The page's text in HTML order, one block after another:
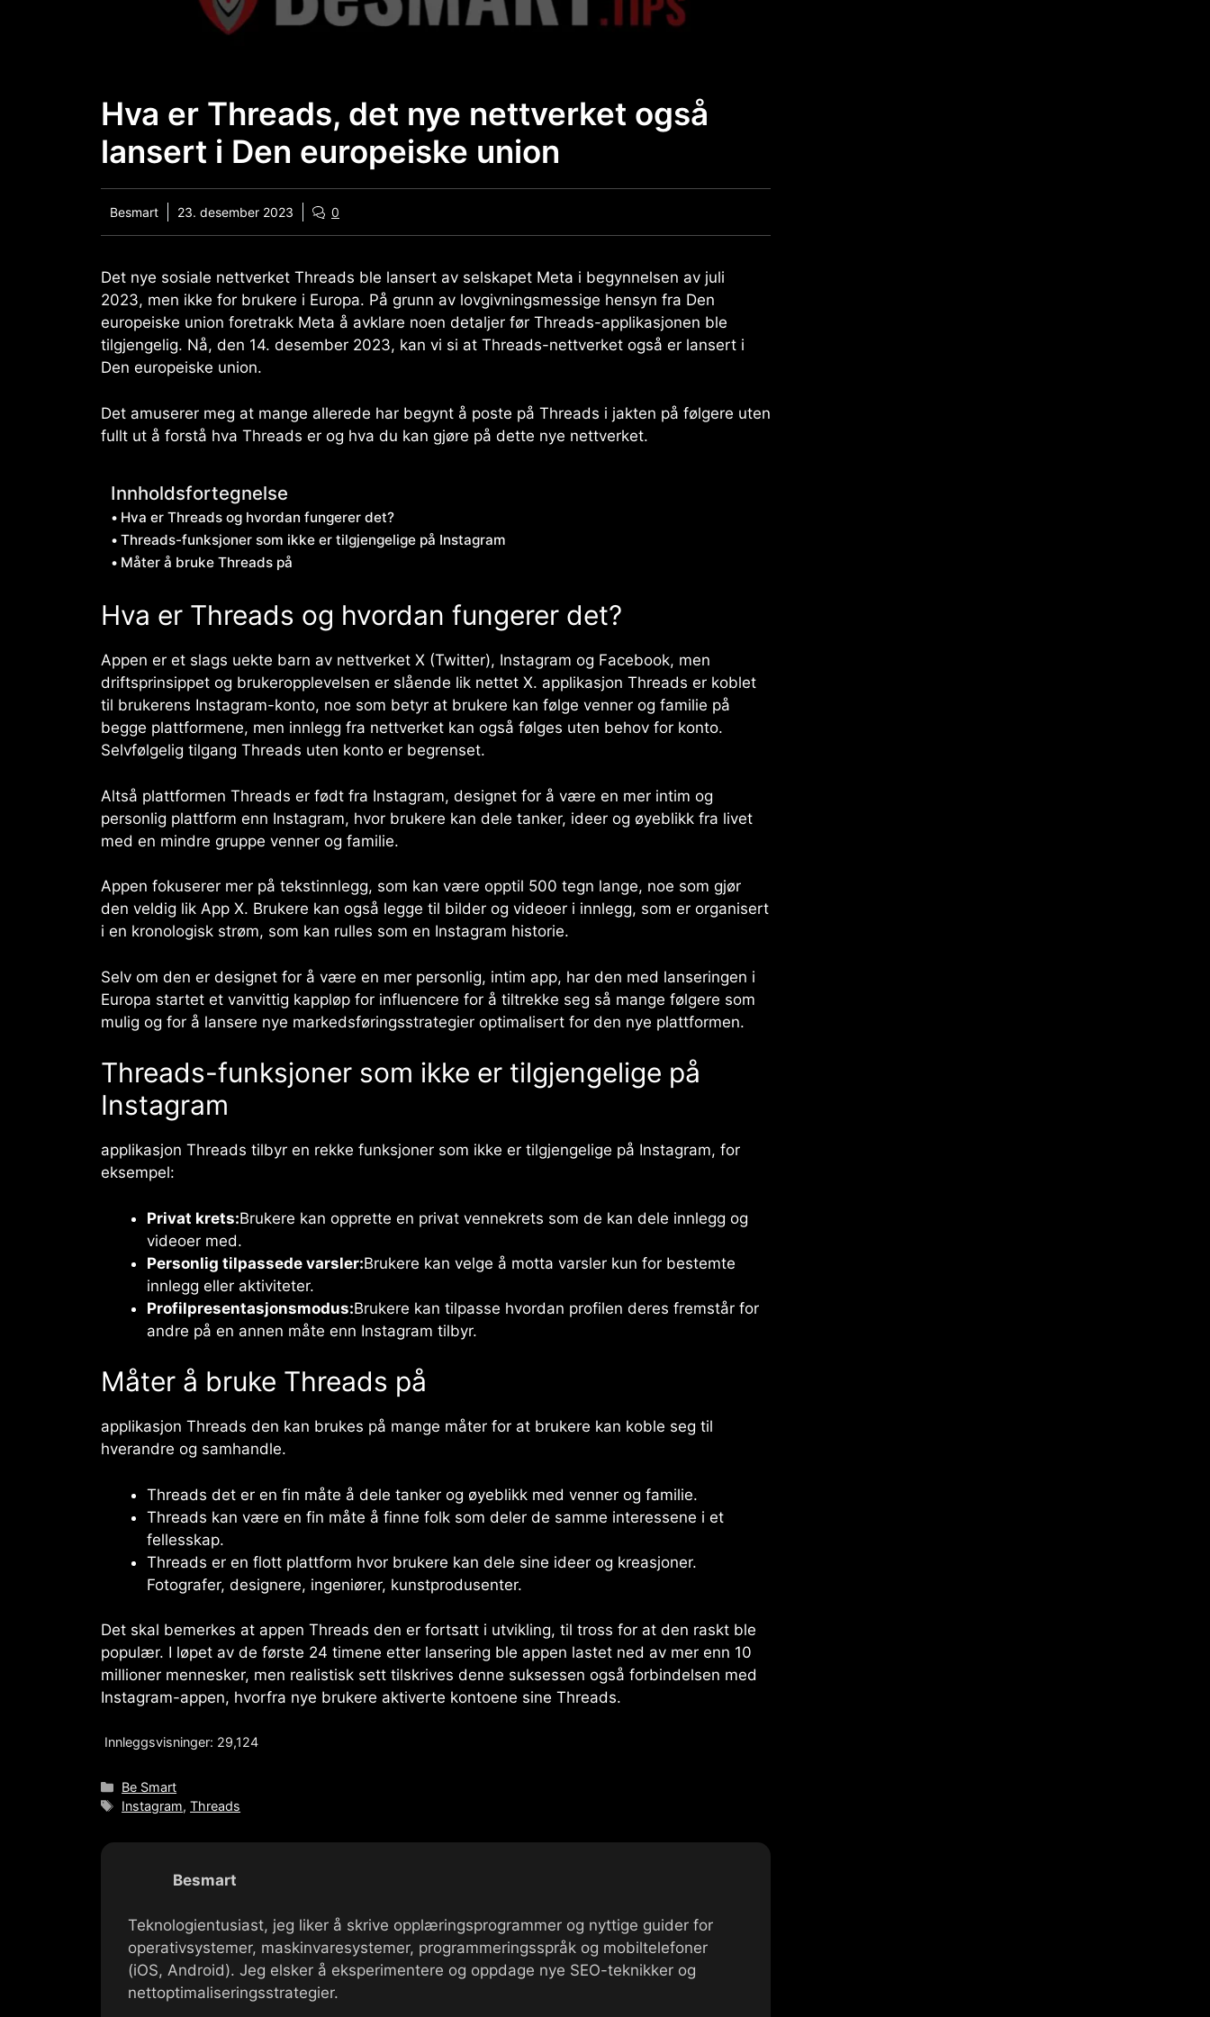
Hva er Threads, det nye nettverket også
lansert i Den europeiske union
Besmart 23. desember 2023 0
Det nye sosiale nettverket Threads ble lansert av selskapet Meta i begynnelsen av juli
2023, men ikke for brukere i Europa. På grunn av lovgivningsmessige hensyn fra Den
europeiske union foretrakk Meta å avklare noen detaljer før Threads-applikasjonen ble
tilgjengelig. Nå, den 14. desember 2023, kan vi si at Threads-nettverket også er lansert i
Den europeiske union.
Det amuserer meg at mange allerede har begynt å poste på Threads i jakten på følgere uten
fullt ut å forstå hva Threads er og hva du kan gjøre på dette nye nettverket.
Innholdsfortegnelse
Hva er Threads og hvordan fungerer det?
Threads-funksjoner som ikke er tilgjengelige på Instagram
Måter å bruke Threads på
Hva er Threads og hvordan fungerer det?
Appen er et slags uekte barn av nettverket X (Twitter), Instagram og Facebook, men
driftsprinsippet og brukeropplevelsen er slående lik nettet X. applikasjon Threads er koblet
til brukerens Instagram-konto, noe som betyr at brukere kan følge venner og familie på
begge plattformene, men innlegg fra nettverket kan også følges uten behov for konto.
Selvfølgelig tilgang Threads uten konto er begrenset.
Altså plattformen Threads er født fra Instagram, designet for å være en mer intim og
personlig plattform enn Instagram, hvor brukere kan dele tanker, ideer og øyeblikk fra livet
med en mindre gruppe venner og familie.
Appen fokuserer mer på tekstinnlegg, som kan være opptil 500 tegn lange, noe som gjør
den veldig lik App X. Brukere kan også legge til bilder og videoer i innlegg, som er organisert
i en kronologisk strøm, som kan rulles som en Instagram historie.
Selv om den er designet for å være en mer personlig, intim app, har den med lanseringen i
Europa startet et vanvittig kappløp for influencere for å tiltrekke seg så mange følgere som
mulig og for å lansere nye markedsføringsstrategier optimalisert for den nye plattformen.
Threads-funksjoner som ikke er tilgjengelige på
Instagram
applikasjon Threads tilbyr en rekke funksjoner som ikke er tilgjengelige på Instagram, for
eksempel:
Privat krets:Brukere kan opprette en privat vennekrets som de kan dele innlegg og
videoer med.
Personlig tilpassede varsler:Brukere kan velge å motta varsler kun for bestemte
innlegg eller aktiviteter.
Profilpresentasjonsmodus:Brukere kan tilpasse hvordan profilen deres fremstår for
andre på en annen måte enn Instagram tilbyr.
Måter å bruke Threads på
applikasjon Threads den kan brukes på mange måter for at brukere kan koble seg til
hverandre og samhandle.
Threads det er en fin måte å dele tanker og øyeblikk med venner og familie.
Threads kan være en fin måte å finne folk som deler de samme interessene i et
fellesskap.
Threads er en flott plattform hvor brukere kan dele sine ideer og kreasjoner.
Fotografer, designere, ingeniører, kunstprodusenter.
Det skal bemerkes at appen Threads den er fortsatt i utvikling, til tross for at den raskt ble
populær. I løpet av de første 24 timene etter lansering ble appen lastet ned av mer enn 10
millioner mennesker, men realistisk sett tilskrives denne suksessen også forbindelsen med
Instagram-appen, hvorfra nye brukere aktiverte kontoene sine Threads.
Innleggsvisninger: 29,124
Kategorier
Be Smart
Tagger
Instagram,Threads
Besmart
Teknologientusiast, jeg liker å skrive opplæringsprogrammer og nyttige guider for
operativsystemer, maskinvaresystemer, programmeringsspråk og mobiltelefoner
(iOS, Android). Jeg elsker å eksperimentere og oppdage nye SEO-teknikker og
nettoptimaliseringsstrategier.